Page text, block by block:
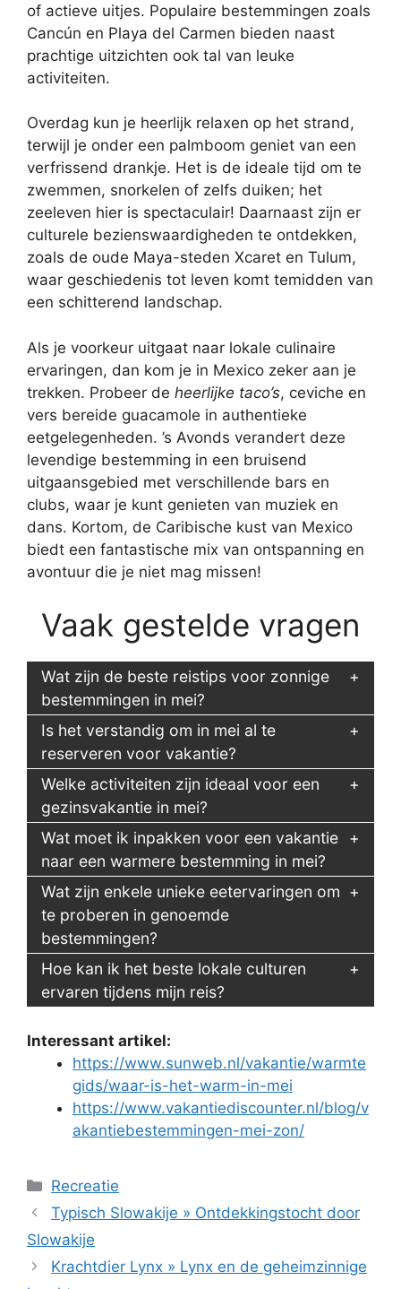
of actieve uitjes. Populaire bestemmingen zoals
Cancún en Playa del Carmen bieden naast
prachtige uitzichten ook tal van leuke
activiteiten.
Overdag kun je heerlijk relaxen op het strand,
terwijl je onder een palmboom geniet van een
verfrissend drankje. Het is de ideale tijd om te
zwemmen, snorkelen of zelfs duiken; het
zeeleven hier is spectaculair! Daarnaast zijn er
culturele bezienswaardigheden te ontdekken,
zoals de oude Maya-steden Xcaret en Tulum,
waar geschiedenis tot leven komt temidden van
een schitterend landschap.
Als je voorkeur uitgaat naar lokale culinaire
ervaringen, dan kom je in Mexico zeker aan je
trekken. Probeer de heerlijke taco’s, ceviche en
vers bereide guacamole in authentieke
eetgelegenheden. ’s Avonds verandert deze
levendige bestemming in een bruisend
uitgaansgebied met verschillende bars en
clubs, waar je kunt genieten van muziek en
dans. Kortom, de Caribische kust van Mexico
biedt een fantastische mix van ontspanning en
avontuur die je niet mag missen!
Vaak gestelde vragen
Wat zijn de beste reistips voor zonnige
bestemmingen in mei?
Is het verstandig om in mei al te
reserveren voor vakantie?
Welke activiteiten zijn ideaal voor een
gezinsvakantie in mei?
Wat moet ik inpakken voor een vakantie
naar een warmere bestemming in mei?
Wat zijn enkele unieke eetervaringen om
te proberen in genoemde
bestemmingen?
Hoe kan ik het beste lokale culturen
ervaren tijdens mijn reis?
Interessant artikel:
https://www.sunweb.nl/vakantie/warmte
gids/waar-is-het-warm-in-mei
https://www.vakantiediscounter.nl/blog/v
akantiebestemmingen-mei-zon/
Categorieën
Recreatie
Typisch Slowakije » Ontdekkingstocht door
Slowakije
Krachtdier Lynx » Lynx en de geheimzinnige